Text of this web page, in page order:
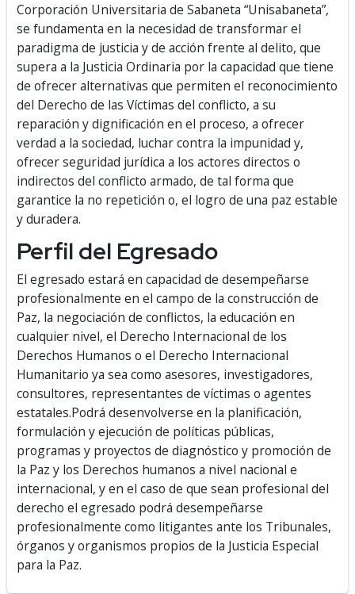
Corporación Universitaria de Sabaneta “Unisabaneta”,
se fundamenta en la necesidad de transformar el
paradigma de justicia y de acción frente al delito, que
supera a la Justicia Ordinaria por la capacidad que tiene
de ofrecer alternativas que permiten el reconocimiento
del Derecho de las Víctimas del conflicto, a su
reparación y dignificación en el proceso, a ofrecer
verdad a la sociedad, luchar contra la impunidad y,
ofrecer seguridad jurídica a los actores directos o
indirectos del conflicto armado, de tal forma que
garantice la no repetición o, el logro de una paz estable
y duradera.
Perfil del Egresado
El egresado estará en capacidad de desempeñarse
profesionalmente en el campo de la construcción de
Paz, la negociación de conflictos, la educación en
cualquier nivel, el Derecho Internacional de los
Derechos Humanos o el Derecho Internacional
Humanitario ya sea como asesores, investigadores,
consultores, representantes de víctimas o agentes
estatales.Podrá desenvolverse en la planificación,
formulación y ejecución de políticas públicas,
programas y proyectos de diagnóstico y promoción de
la Paz y los Derechos humanos a nivel nacional e
internacional, y en el caso de que sean profesional del
derecho el egresado podrá desempeñarse
profesionalmente como litigantes ante los Tribunales,
órganos y organismos propios de la Justicia Especial
para la Paz.